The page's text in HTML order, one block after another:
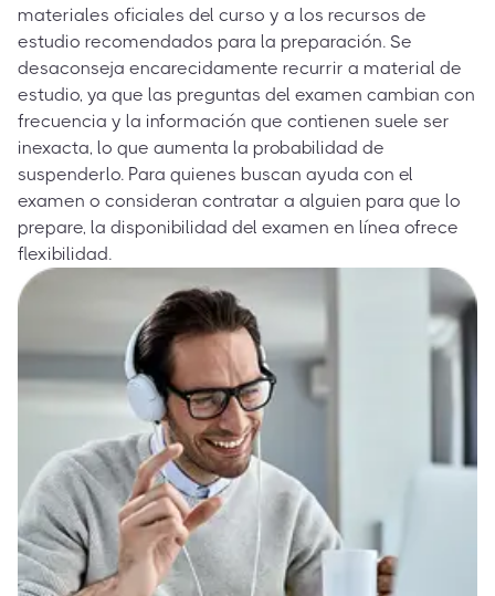
materiales oficiales del curso y a los recursos de
estudio recomendados para la preparación. Se
desaconseja encarecidamente recurrir a material de
estudio, ya que las preguntas del examen cambian con
frecuencia y la información que contienen suele ser
inexacta, lo que aumenta la probabilidad de
suspenderlo. Para quienes buscan ayuda con el
examen o consideran contratar a alguien para que lo
prepare, la disponibilidad del examen en línea ofrece
flexibilidad.